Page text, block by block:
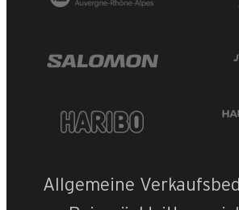
Allgemeine